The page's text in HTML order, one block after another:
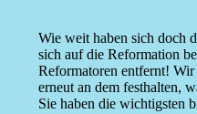
Wie weit haben sich doch
sich auf die Reformation
Reformatoren entfernt!
erneut an dem festhalten,
Sie haben die wichtigsten